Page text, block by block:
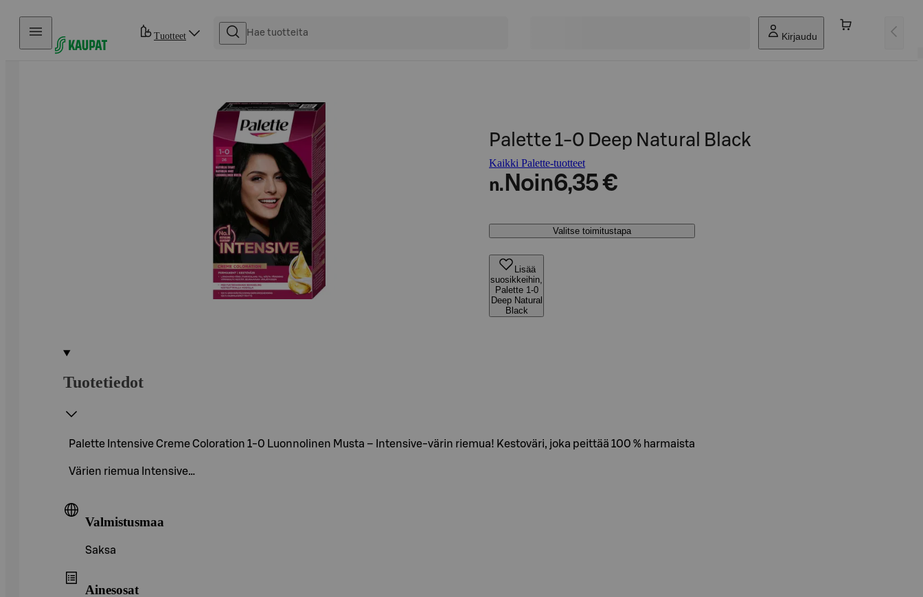
Hyppää sisältöön
Tuotteet Kirjaudu
Palette 1-0 Deep Natural Black
Kaikki Palette-tuotteet
n. Noin6,35 €
Valitse toimitustapa
Lisää
suosikkeihin,
Palette 1-0
Deep Natural
Black
Tuotetiedot
Palette Intensive Creme Coloration 1-0 Luonnolinen Musta – Intensive-värin riemua! Kestoväri, joka peittää 100 % harmaista
Värien riemua Intensive…
Valmistusmaa
Saksa
Ainesosat